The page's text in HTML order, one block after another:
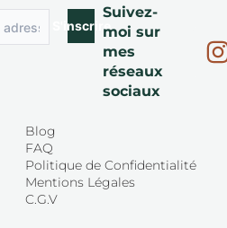
Blog
FAQ
Politique de Confidentialité
Mentions Légales
C.G.V
S'inscrire
Suivez-
moi sur
mes
réseaux
sociaux